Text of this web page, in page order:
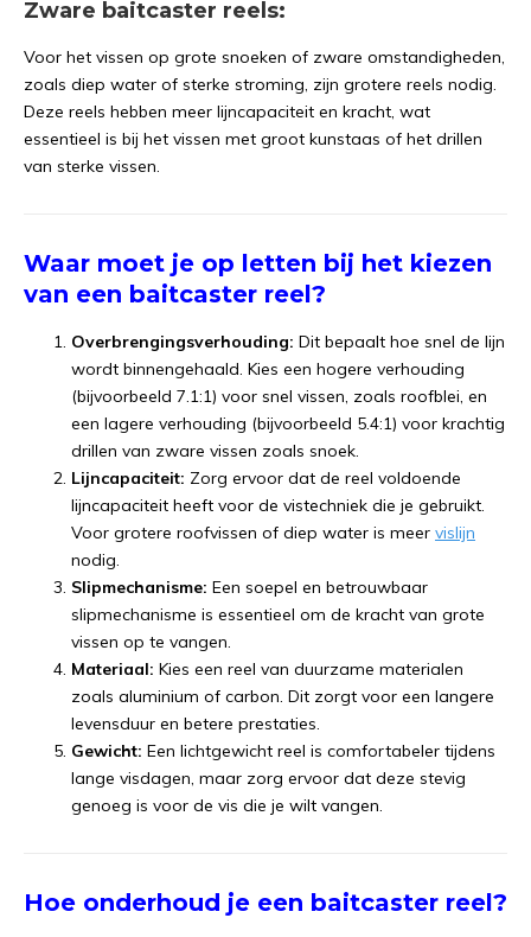
Zware baitcaster reels:
Voor het vissen op grote snoeken of zware omstandigheden,
zoals diep water of sterke stroming, zijn grotere reels nodig.
Deze reels hebben meer lijncapaciteit en kracht, wat
essentieel is bij het vissen met groot kunstaas of het drillen
van sterke vissen.
Waar moet je op letten bij het kiezen
van een baitcaster reel?
Overbrengingsverhouding: Dit bepaalt hoe snel de lijn
wordt binnengehaald. Kies een hogere verhouding
(bijvoorbeeld 7.1:1) voor snel vissen, zoals roofblei, en
een lagere verhouding (bijvoorbeeld 5.4:1) voor krachtig
drillen van zware vissen zoals snoek.
Lijncapaciteit: Zorg ervoor dat de reel voldoende
lijncapaciteit heeft voor de vistechniek die je gebruikt.
Voor grotere roofvissen of diep water is meer vislijn
nodig.
Slipmechanisme: Een soepel en betrouwbaar
slipmechanisme is essentieel om de kracht van grote
vissen op te vangen.
Materiaal: Kies een reel van duurzame materialen
zoals aluminium of carbon. Dit zorgt voor een langere
levensduur en betere prestaties.
Gewicht: Een lichtgewicht reel is comfortabeler tijdens
lange visdagen, maar zorg ervoor dat deze stevig
genoeg is voor de vis die je wilt vangen.
Hoe onderhoud je een baitcaster reel?